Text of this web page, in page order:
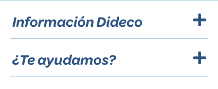
Información Dideco
¿Te ayudamos?